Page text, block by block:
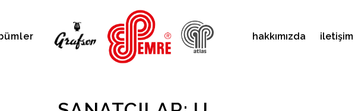
hakkımızda i̇letişim